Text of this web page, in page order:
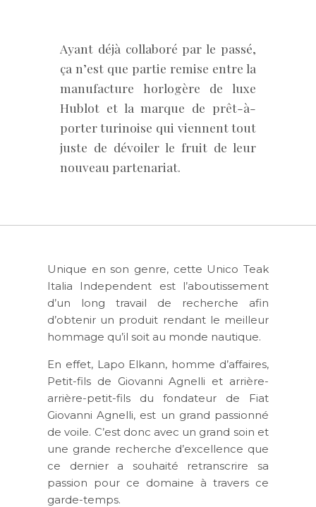
Ayant déjà collaboré par le passé,
ça n’est que partie remise entre la
manufacture horlogère de luxe
Hublot et la marque de prêt-à-
porter turinoise qui viennent tout
juste de dévoiler le fruit de leur
nouveau partenariat.
Unique en son genre, cette Unico Teak
Italia Independent est l’aboutissement
d’un long travail de recherche afin
d’obtenir un produit rendant le meilleur
hommage qu’il soit au monde nautique.
En effet, Lapo Elkann, homme d’affaires,
Petit-fils de Giovanni Agnelli et arrière-
arrière-petit-fils du fondateur de Fiat
Giovanni Agnelli, est un grand passionné
de voile. C’est donc avec un grand soin et
une grande recherche d’excellence que
ce dernier a souhaité retranscrire sa
passion pour ce domaine à travers ce
garde-temps.